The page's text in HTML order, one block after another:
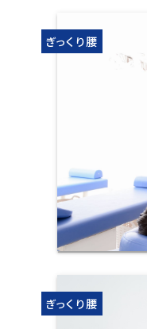
ぎっくり腰
ぎっくり腰